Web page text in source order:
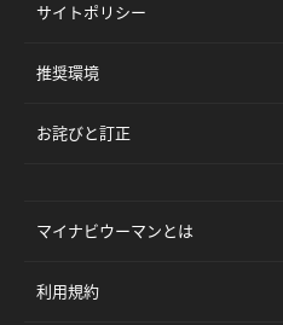
サイトポリシー
推奨環境
お詫びと訂正
マイナビウーマンとは
利用規約